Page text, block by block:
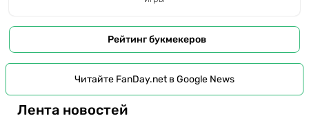
Рейтинг букмекеров
Читайте FanDay.net в Google News
Лента новостей